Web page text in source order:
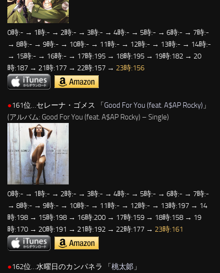
0時:- → 1時:- → 2時:- → 3時:- → 4時:- → 5時:- → 6時:- → 7時:-
→ 8時:- → 9時:- → 10時:- → 11時:- → 12時:- → 13時:- → 14時:-
→ 15時:- → 16時:- → 17時:195 → 18時:195 → 19時:182 → 20
時:187 → 21時:177 → 22時:157 → 23時:156
●161位…セレーナ・ゴメス 「Good For You (feat. A$AP Rocky) 」
(アルバム: Good For You (feat. A$AP Rocky) – Single)
0時:- → 1時:- → 2時:- → 3時:- → 4時:- → 5時:- → 6時:- → 7時:-
→ 8時:- → 9時:- → 10時:- → 11時:- → 12時:- → 13時:197 → 14
時:198 → 15時:198 → 16時:200 → 17時:159 → 18時:158 → 19
時:170 → 20時:191 → 21時:192 → 22時:177 → 23時:161
●162位…水曜日のカンパネラ 「桃太郞 」